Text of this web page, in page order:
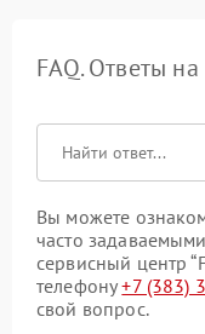
FAQ. Ответы
Вы можете
часто
сервисный центр
телефону+7 (383)
свой вопрос.